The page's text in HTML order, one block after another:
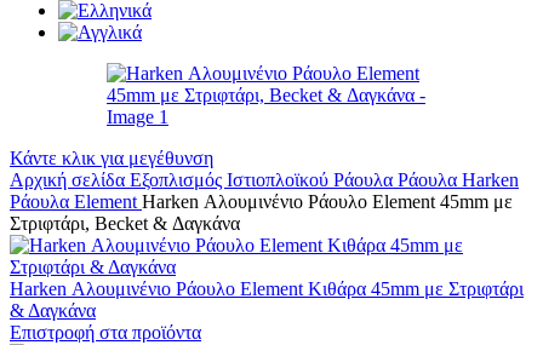
Κάντε κλικ για μεγέθυνση
Αρχική σελίδα Εξοπλισμός Ιστιοπλοϊκού Ράουλα Ράουλα Harken
Ράουλα Element Harken Αλουμινένιο Ράουλο Element 45mm με
Στριφτάρι, Becket & Δαγκάνα
Harken Αλουμινένιο Ράουλο Element Κιθάρα 45mm με Στριφτάρι
& Δαγκάνα
Επιστροφή στα προϊόντα